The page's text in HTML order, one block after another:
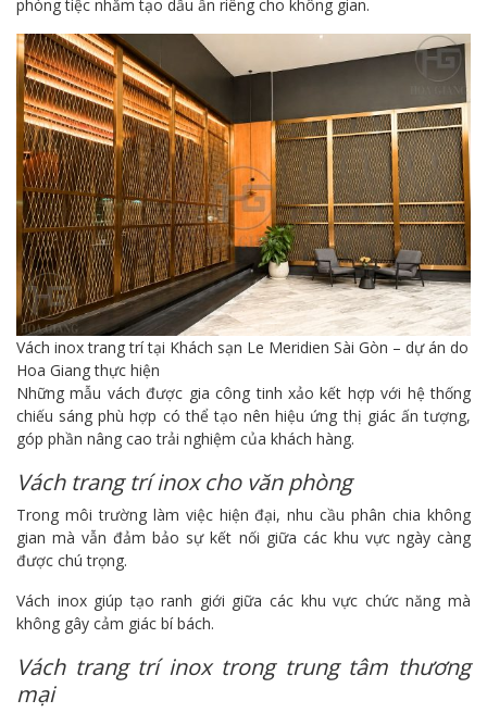
phòng tiệc nhằm tạo dấu ấn riêng cho không gian.
Vách inox trang trí tại Khách sạn Le Meridien Sài Gòn – dự án do
Hoa Giang thực hiện
Những mẫu vách được gia công tinh xảo kết hợp với hệ thống
chiếu sáng phù hợp có thể tạo nên hiệu ứng thị giác ấn tượng,
góp phần nâng cao trải nghiệm của khách hàng.
Vách trang trí inox cho văn phòng
Trong môi trường làm việc hiện đại, nhu cầu phân chia không
gian mà vẫn đảm bảo sự kết nối giữa các khu vực ngày càng
được chú trọng.
Vách inox giúp tạo ranh giới giữa các khu vực chức năng mà
không gây cảm giác bí bách.
Vách trang trí inox trong trung tâm thương
mại